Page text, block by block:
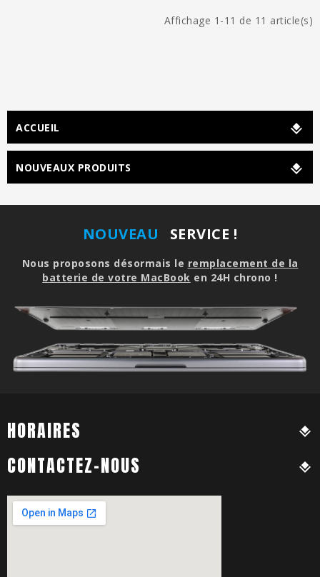
Affichage 1-11 de 11 article(s)
ACCUEIL
NOUVEAUX PRODUITS
NOUVEAU SERVICE !
Nous proposons désormais le remplacement de la
batterie de votre MacBook en 24H chrono !
HORAIRES
CONTACTEZ-NOUS